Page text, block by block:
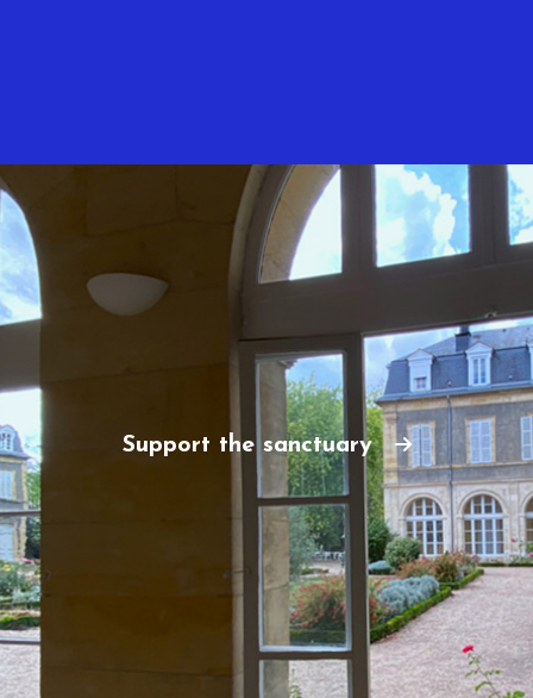
Support the sanctuary